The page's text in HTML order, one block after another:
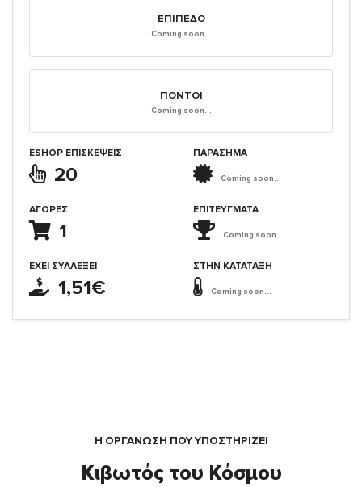
ΕΠΊΠΕΔΟ
Coming soon...
ΠΌΝΤΟΙ
Coming soon...
ESHOP ΕΠΙΣΚΈΨΕΙΣ
20
ΑΓΟΡΈΣ
1
ΈΧΕΙ ΣΥΛΛΈΞΕΙ
1,51€
ΠΑΡΑΣΗΜΑ
Coming soon...
ΕΠΙΤΕΎΓΜΑΤΑ
Coming soon...
ΣΤΗΝ ΚΑΤΆΤΑΞΗ
Coming soon...
Η ΟΡΓΆΝΩΣΗ ΠΟΥ ΥΠΟΣΤΗΡΙΖΕΙ
Κιβωτός του Κόσμου